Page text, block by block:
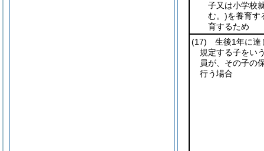
子又は小学校
む。)を養育す
育するため
(17) 生後1年に達
規定する子をい
員が、その子の
行う場合